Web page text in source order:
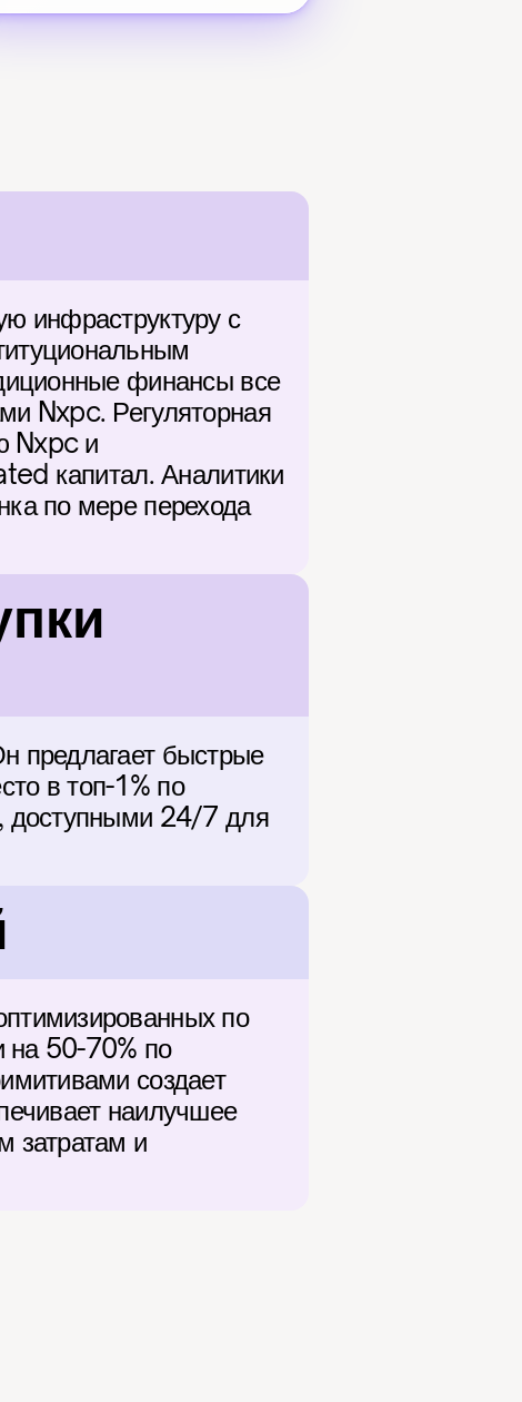
инфраструктуру с
финансы все
Nxpc. Регуляторная
Nxpc и
капитал. Аналитики
по мере перехода
предлагает быстрые
в топ-1% по
доступными 24/7 для
по
на 50-70% по
создает
наилучшее
затратам и